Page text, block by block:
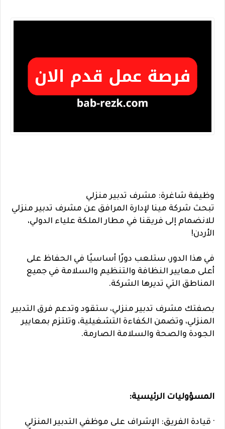
وظيفة شاغرة: مشرف تدبير منزلي
تبحث شركة مينا لإدارة المرافق عن مشرف تدبير منزلي
للانضمام إلى فريقنا في مطار الملكة علياء الدولي،
الأردن!
في هذا الدور، ستلعب دورًا أساسيًا في الحفاظ على
أعلى معايير النظافة والتنظيم والسلامة في جميع
المناطق التي تديرها الشركة.
بصفتك مشرف تدبير منزلي، ستقود وتدعم فرق التدبير
المنزلي، وتضمن الكفاءة التشغيلية، وتلتزم بمعايير
الجودة والصحة والسلامة الصارمة.
المسؤوليات الرئيسية:
· قيادة الفريق: الإشراف على موظفي التدبير المنزلي